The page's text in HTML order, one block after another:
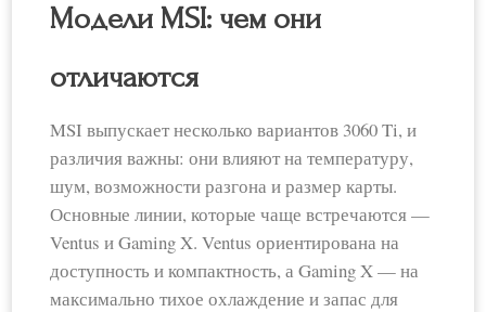
Модели MSI: чем они
отличаются
MSI выпускает несколько вариантов 3060 Ti, и
различия важны: они влияют на температуру,
шум, возможности разгона и размер карты.
Основные линии, которые чаще встречаются —
Ventus и Gaming X. Ventus ориентирована на
доступность и компактность, а Gaming X — на
максимально тихое охлаждение и запас для